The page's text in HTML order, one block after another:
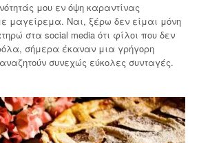
μου εν όψη καραντίνας
μαγείρεμα. Ναι, ξέρω δεν είμαι μόνη
στα social media ότι φίλοι που δεν
σήμερα έκαναν μια γρήγορη
συνεχώς εύκολες συνταγές.